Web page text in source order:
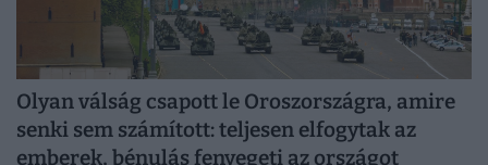
Olyan válság csapott le Oroszországra, amire
senki sem számított: teljesen elfogytak az
emberek, bénulás fenyegeti az országot